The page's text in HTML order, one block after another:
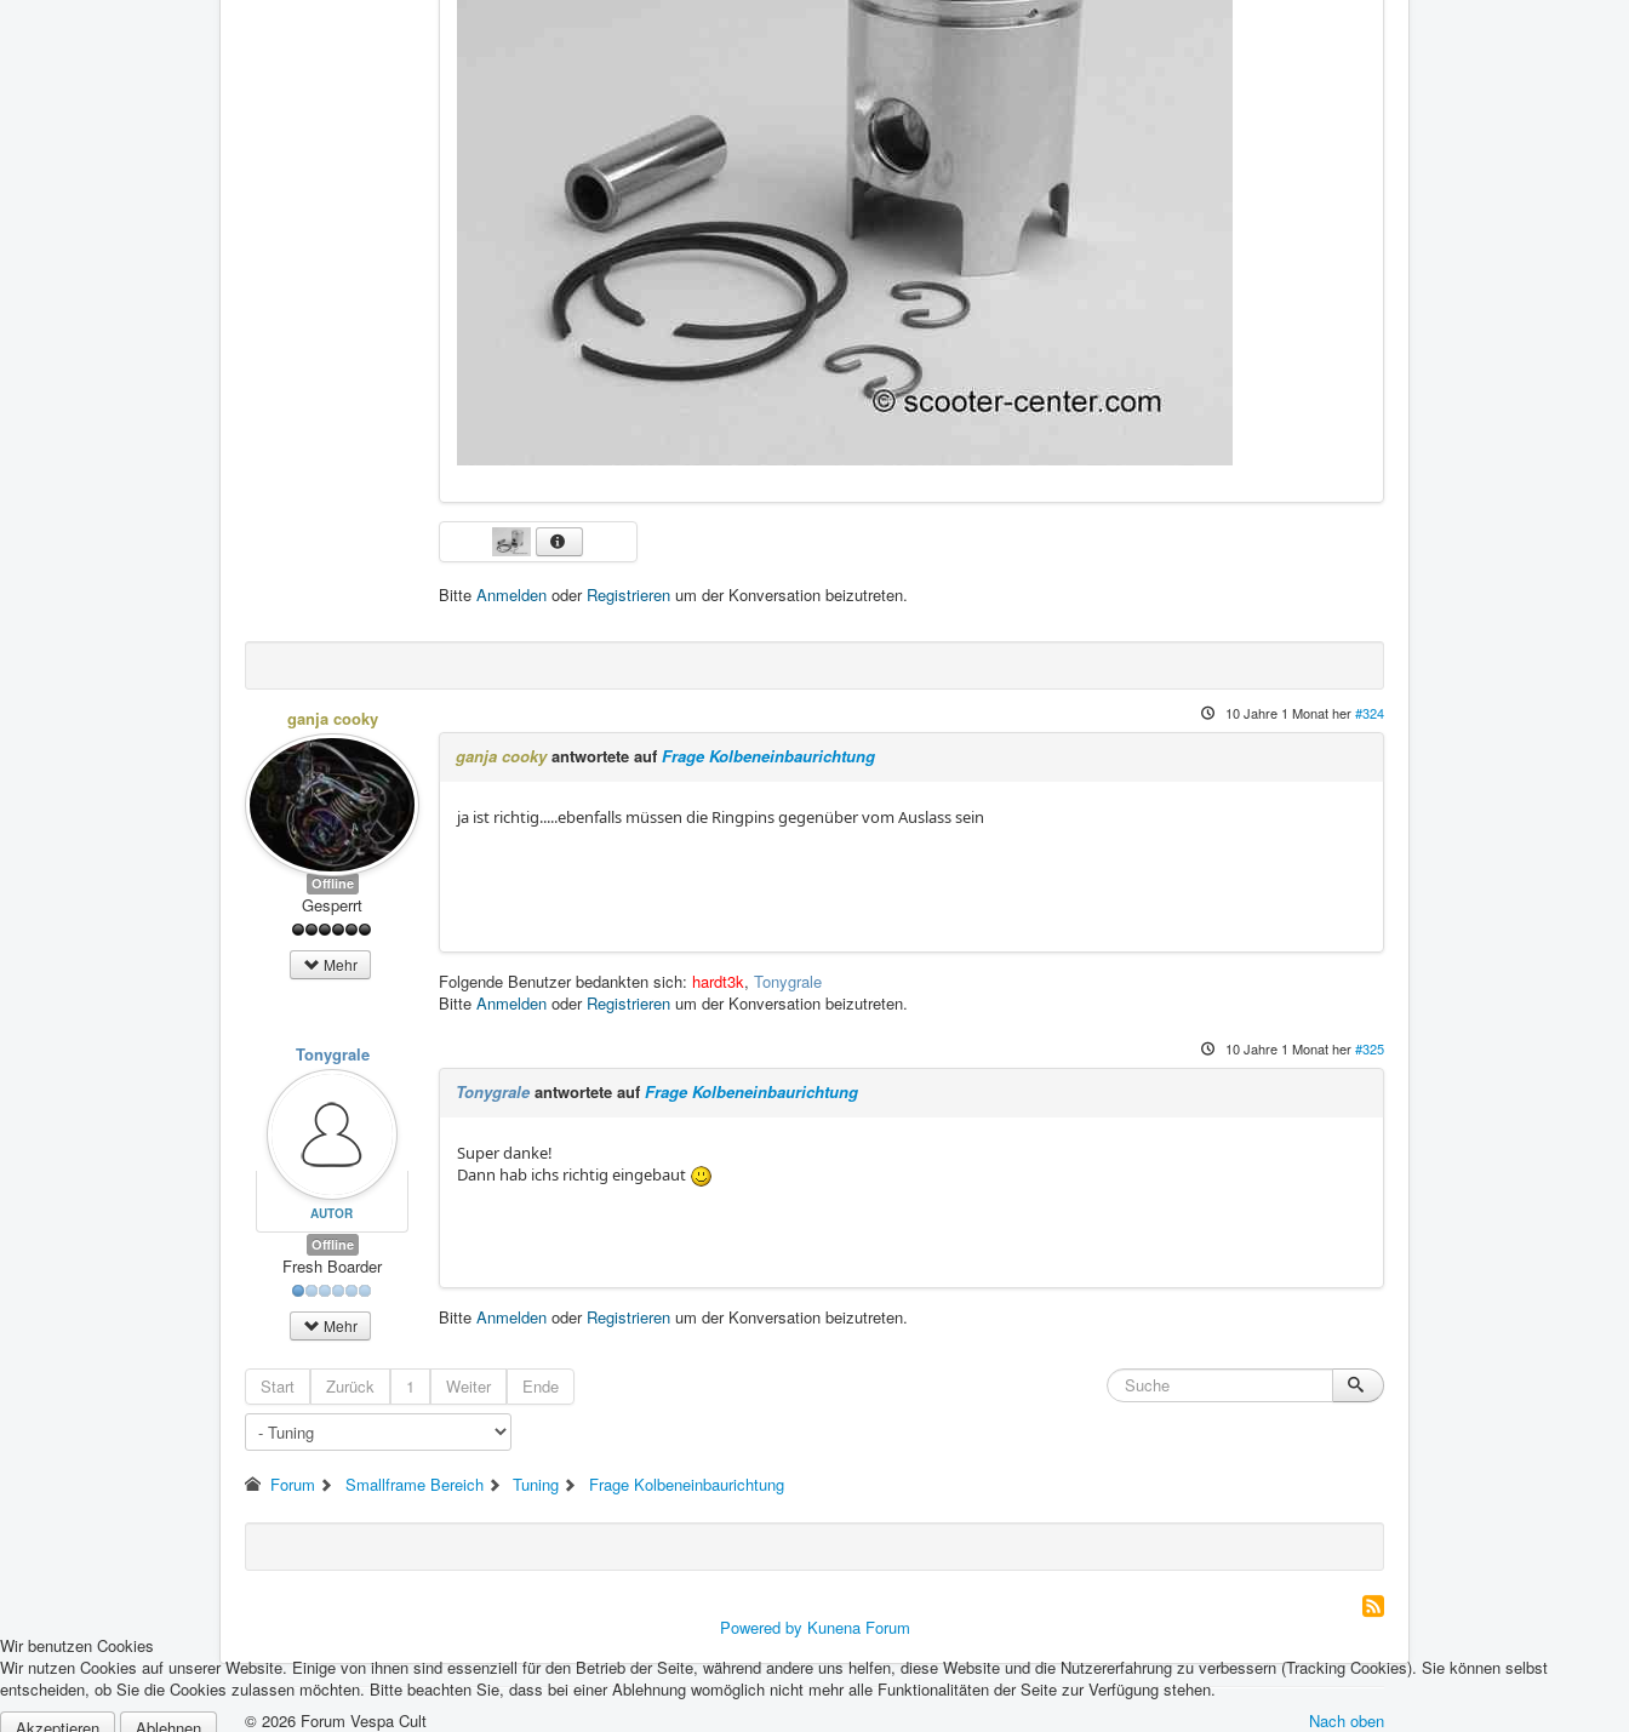
Bitte Anmelden oder Registrieren um der Konversation beizutreten.
ganja cooky
Offline
Gesperrt
Mehr
10 Jahre 1 Monat her#324
ganja cookyantwortete auf Frage Kolbeneinbaurichtung
ja ist richtig.....ebenfalls müssen die Ringpins gegenüber vom Auslass sein
Folgende Benutzer bedankten sich: hardt3k, Tonygrale
Bitte Anmelden oder Registrieren um der Konversation beizutreten.
Tonygrale
AUTOR
Offline
Fresh Boarder
Mehr
10 Jahre 1 Monat her#325
Tonygrale antwortete auf Frage Kolbeneinbaurichtung
Super danke!
Dann hab ichs richtig eingebaut
Bitte Anmelden oder Registrieren um der Konversation beizutreten.
Start Zurück 1 Weiter Ende
Forum Smallframe Bereich Tuning Frage Kolbeneinbaurichtung
Powered by Kunena Forum
Nach oben
© 2026 Forum Vespa Cult
Wir benutzen Cookies
Wir nutzen Cookies auf unserer Website. Einige von ihnen sind essenziell für den Betrieb der Seite, während andere uns helfen, diese Website und die Nutzererfahrung zu verbessern (Tracking Cookies). Sie können selbst
entscheiden, ob Sie die Cookies zulassen möchten. Bitte beachten Sie, dass bei einer Ablehnung womöglich nicht mehr alle Funktionalitäten der Seite zur Verfügung stehen.